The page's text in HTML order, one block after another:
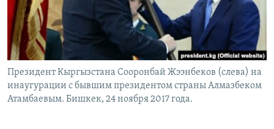
Президент Кыргызстана Сооронбай Жээнбеков (слева) на
инаугурации с бывшим президентом страны Алмазбеком
Атамбаевым. Бишкек, 24 ноября 2017 года.